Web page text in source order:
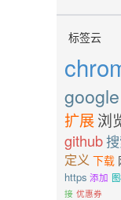
标签云
google
扩展浏
github
定义 下载
https 添加
接 优惠券